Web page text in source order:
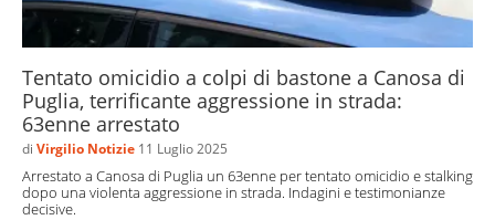
Tentato omicidio a colpi di bastone a Canosa di
Puglia, terrificante aggressione in strada:
63enne arrestato
di Virgilio Notizie 11 Luglio 2025
Arrestato a Canosa di Puglia un 63enne per tentato omicidio e stalking
dopo una violenta aggressione in strada. Indagini e testimonianze
decisive.